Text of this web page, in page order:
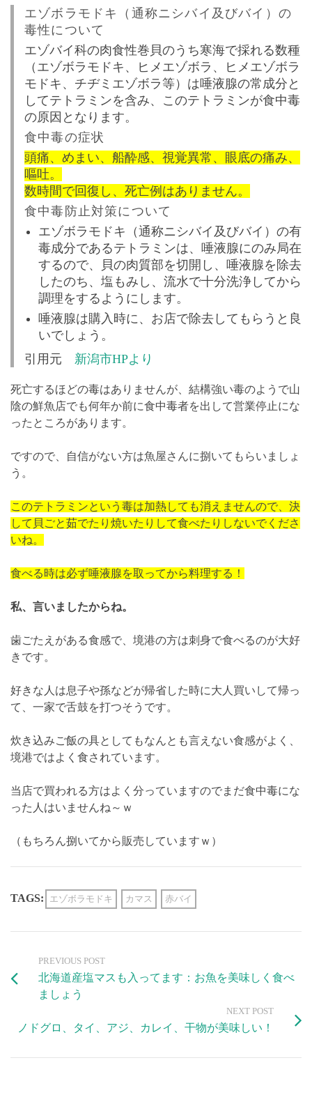
エゾボラモドキ（通称ニシバイ及びバイ）の
毒性について
エゾバイ科の肉食性巻貝のうち寒海で採れる数種
（エゾボラモドキ、ヒメエゾボラ、ヒメエゾボラ
モドキ、チヂミエゾボラ等）は唾液腺の常成分と
してテトラミンを含み、このテトラミンが食中毒
の原因となります。
食中毒の症状
頭痛、めまい、船酔感、視覚異常、眼底の痛み、
嘔吐。
数時間で回復し、死亡例はありません。
食中毒防止対策について
エゾボラモドキ（通称ニシバイ及びバイ）の有
毒成分であるテトラミンは、唾液腺にのみ局在
するので、貝の肉質部を切開し、唾液腺を除去
したのち、塩もみし、流水で十分洗浄してから
調理をするようにします。
唾液腺は購入時に、お店で除去してもらうと良
いでしょう。
引用元 新潟市HPより
死亡するほどの毒はありませんが、結構強い毒のようで山
陰の鮮魚店でも何年か前に食中毒者を出して営業停止にな
ったところがあります。
ですので、自信がない方は魚屋さんに捌いてもらいましょ
う。
このテトラミンという毒は加熱しても消えませんので、決
して貝ごと茹でたり焼いたりして食べたりしないでくださ
いね。
食べる時は必ず唾液腺を取ってから料理する！
私、言いましたからね。
歯ごたえがある食感で、境港の方は刺身で食べるのが大好
きです。
好きな人は息子や孫などが帰省した時に大人買いして帰っ
て、一家で舌鼓を打つそうです。
炊き込みご飯の具としてもなんとも言えない食感がよく、
境港ではよく食されています。
当店で買われる方はよく分っていますのでまだ食中毒にな
った人はいませんね～ｗ
（もちろん捌いてから販売していますｗ）
TAGS: エゾボラモドキ カマス 赤バイ
PREVIOUS POST
北海道産塩マスも入ってます：お魚を美味しく食べ
ましょう
NEXT POST
ノドグロ、タイ、アジ、カレイ、干物が美味しい！